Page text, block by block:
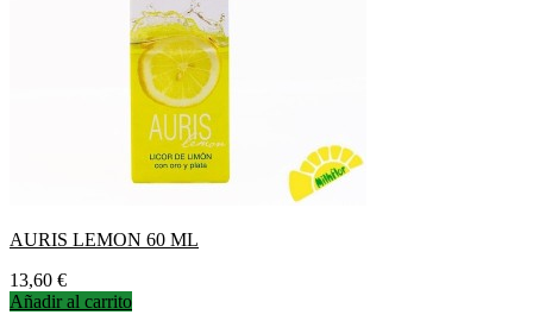
AURIS LEMON 60 ML
Precio
13,60 €
Añadir al carrito